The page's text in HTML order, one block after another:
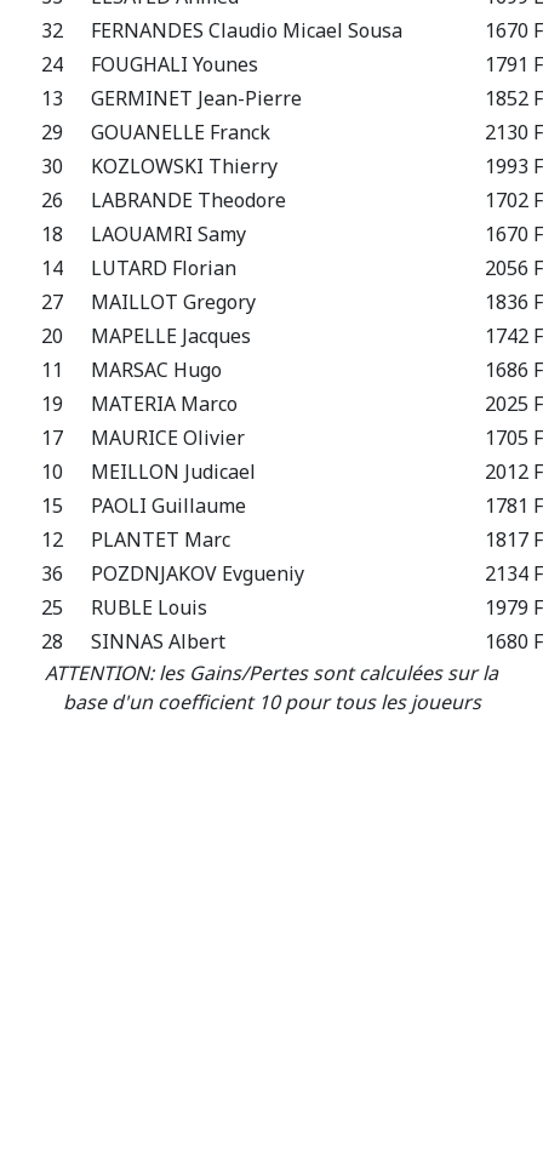
32
FERNANDES Claudio Micael Sousa
1670 F
24
FOUGHALI Younes
1791 F
13
GERMINET Jean-Pierre
1852 F
29
GOUANELLE Franck
2130 F
30
KOZLOWSKI Thierry
1993 F
26
LABRANDE Theodore
1702 F
18
LAOUAMRI Samy
1670 F
14
LUTARD Florian
2056 F
27
MAILLOT Gregory
1836 F
20
MAPELLE Jacques
1742 F
11
MARSAC Hugo
1686 F
19
MATERIA Marco
2025 F
17
MAURICE Olivier
1705 F
10
MEILLON Judicael
2012 F
15
PAOLI Guillaume
1781 F
12
PLANTET Marc
1817 F
36
POZDNJAKOV Evgueniy
2134 F
25
RUBLE Louis
1979 F
28
SINNAS Albert
1680 F
ATTENTION: les Gains/Pertes sont calculées sur la
base d'un coefficient 10 pour tous les joueurs